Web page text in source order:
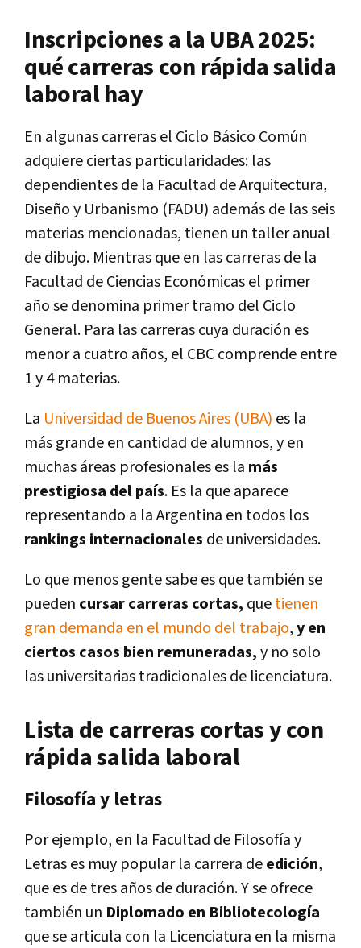
Inscripciones a la UBA 2025:
qué carreras con rápida salida
laboral hay
En algunas carreras el Ciclo Básico Común
adquiere ciertas particularidades: las
dependientes de la Facultad de Arquitectura,
Diseño y Urbanismo (FADU) además de las seis
materias mencionadas, tienen un taller anual
de dibujo. Mientras que en las carreras de la
Facultad de Ciencias Económicas el primer
año se denomina primer tramo del Ciclo
General. Para las carreras cuya duración es
menor a cuatro años, el CBC comprende entre
1 y 4 materias.
La Universidad de Buenos Aires (UBA) es la
más grande en cantidad de alumnos, y en
muchas áreas profesionales es la más
prestigiosa del país. Es la que aparece
representando a la Argentina en todos los
rankings internacionales de universidades.
Lo que menos gente sabe es que también se
pueden cursar carreras cortas, quetienen
gran demanda en el mundo del trabajo,y en
ciertos casos bien remuneradas,y no solo
las universitarias tradicionales de licenciatura.
Lista de carreras cortas y con
rápida salida laboral
Filosofía y letras
Por ejemplo, en la Facultad de Filosofía y
Letras es muy popular la carrera deedición,
que es de tres años de duración. Y se ofrece
también un Diplomado en Bibliotecología
que se articula con la Licenciatura en la misma